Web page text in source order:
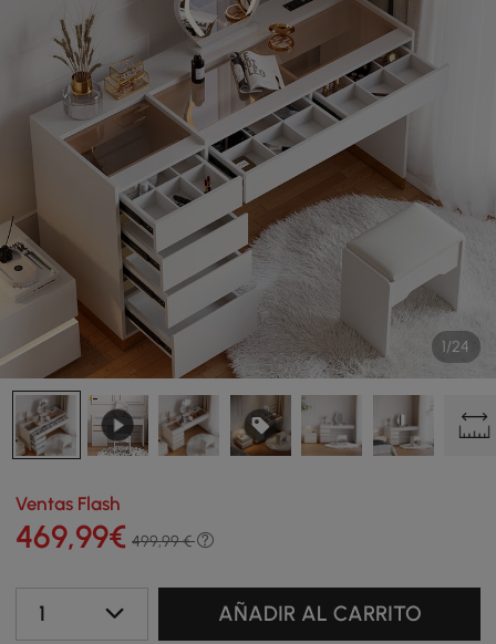
1/24
Ventas Flash
469,99€ 499,99 €
1 AÑADIR AL CARRITO